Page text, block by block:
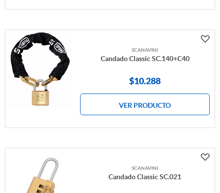
SCANAVINI
Candado Classic SC.140+C40
$10.288
VER PRODUCTO
SCANAVINI
Candado Classic SC.021